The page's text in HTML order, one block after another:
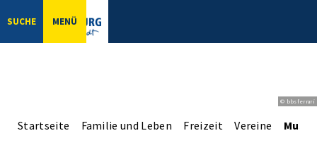
SUCHE MENÜ
© bbsferrari
Startseite Familie und Leben Freizeit Vereine